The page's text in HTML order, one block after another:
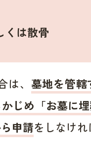
くは散骨
、 墓地を管
じめ「お墓に
申請をしなけ